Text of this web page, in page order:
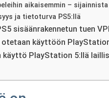
aikaisemmin –
ja tietoturva PS5:llä
sisäänrakennetun tuen
otetaan käyttöön
käyttö PlayStation 5:llä